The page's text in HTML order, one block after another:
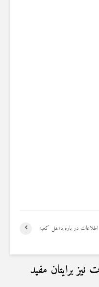
اطلاعات در باره داخل کعبه
برایتان مفید